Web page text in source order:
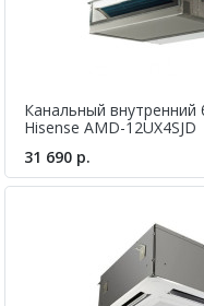
Канальный
Hisense AMD-12UX4SJD
31 690 р.